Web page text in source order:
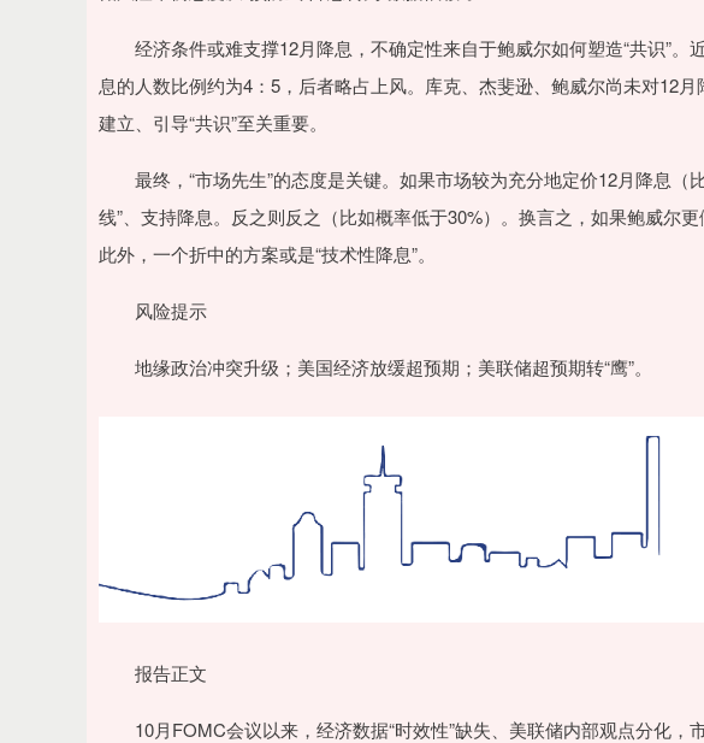
经济条件或难支撑12月降息，不确定性来自于鲍威尔如何塑造“共识”。
息的人数比例约为4：5，后者略占上风。库克、杰斐逊、鲍威尔尚未对12
建立、引导“共识”至关重要。
最终，“市场先生”的态度是关键。如果市场较为充分地定价12月降息（
线”、支持降息。反之则反之（比如概率低于30%）。换言之，如果鲍威尔更
此外，一个折中的方案或是“技术性降息”。
风险提示
地缘政治冲突升级；美国经济放缓超预期；美联储超预期转“鹰”。
报告正文
10月FOMC会议以来，经济数据“时效性”缺失、美联储内部观点分化，